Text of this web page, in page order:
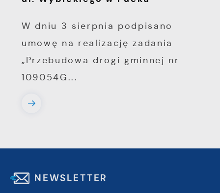
W dniu 3 sierpnia podpisano
umowę na realizację zadania
„Przebudowa drogi gminnej nr
109054G...
NEWSLETTER